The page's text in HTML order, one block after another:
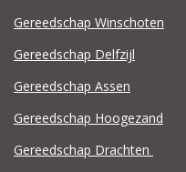
Gereedschap Winschoten
Gereedschap Delfzijl
Gereedschap Assen
Gereedschap Hoogezand
Gereedschap Drachten